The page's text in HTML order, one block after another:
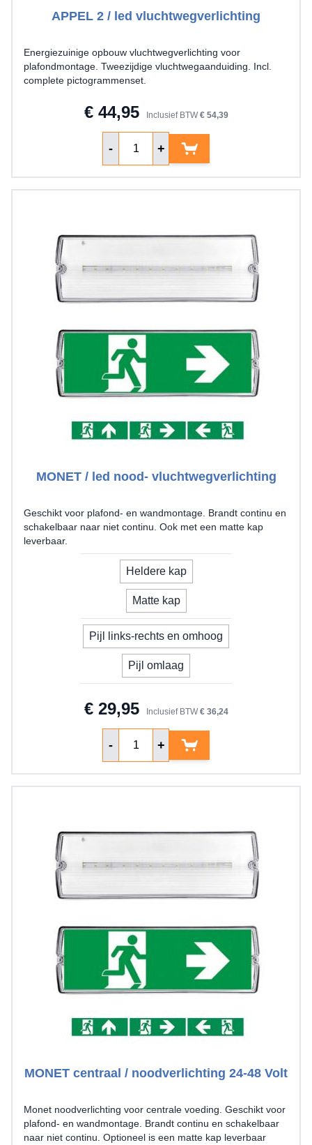
APPEL 2 / led vluchtwegverlichting
Energiezuinige opbouw vluchtwegverlichting voor
plafondmontage. Tweezijdige vluchtwegaanduiding. Incl.
complete pictogrammenset.
€ 44,95 Inclusief BTW € 54,39
- +
MONET / led nood- vluchtwegverlichting
Geschikt voor plafond- en wandmontage. Brandt continu en
schakelbaar naar niet continu. Ook met een matte kap
leverbaar.
model
Heldere kap
Matte kap
Uw pijlrichting
Pijl links-rechts en omhoog
Pijl omlaag
€ 29,95 Inclusief BTW € 36,24
- +
MONET centraal / noodverlichting 24-48 Volt
Monet noodverlichting voor centrale voeding. Geschikt voor
plafond- en wandmontage. Brandt continu en schakelbaar
naar niet continu. Optioneel is een matte kap leverbaar